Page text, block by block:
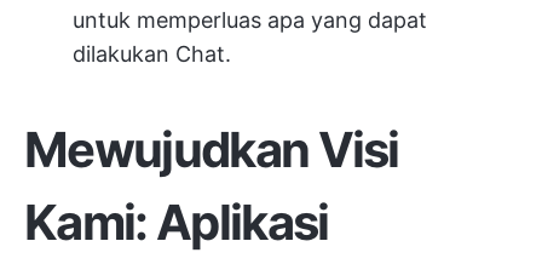
untuk memperluas apa yang dapat
dilakukan Chat.
Mewujudkan Visi
Kami: Aplikasi